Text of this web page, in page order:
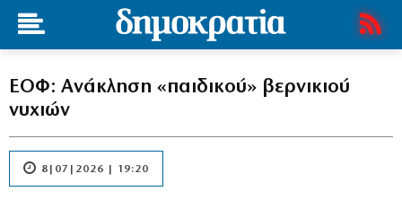
ΕΟΦ: Ανάκληση «παιδικού» βερνικιού
νυχιών
8|07|2026 | 19:20